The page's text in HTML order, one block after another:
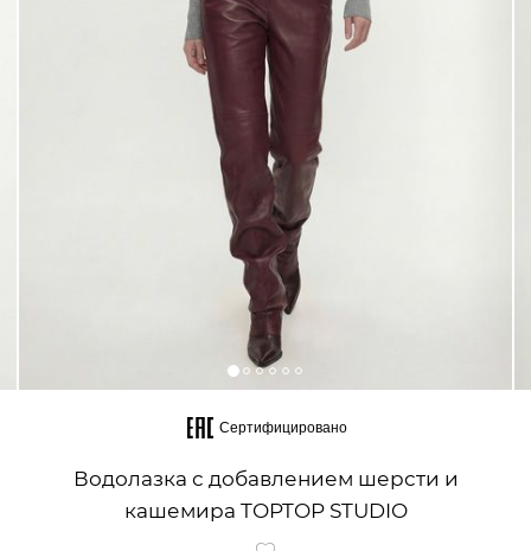
Сертифицировано
Водолазка с добавлением шерсти и
кашемира TOPTOP STUDIO